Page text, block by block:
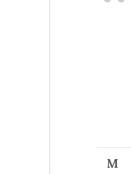
M